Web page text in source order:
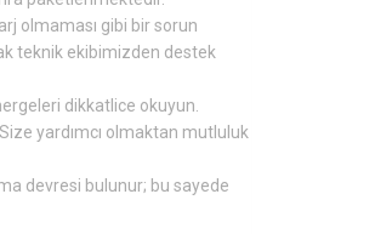
olmaması gibi bir sorun
teknik ekibimizden destek
dikkatlice okuyun.
yardımcı olmaktan mutluluk
devresi bulunur; bu sayede